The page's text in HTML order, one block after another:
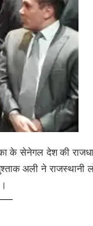
के सेनेगल देश की
अली ने